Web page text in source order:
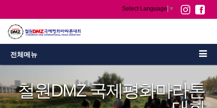
Select Language ▼
전체메뉴
철원DMZ 국제평화마라톤